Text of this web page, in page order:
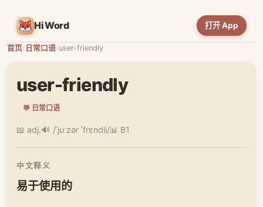
HiWord 打开 App
首页› 日常口语›user-friendly
user-friendly
💬 日常口语
📖 adj.🔊 /ˈjuːzər ˈfrɛndli/📊 B1
中文释义
易于使用的